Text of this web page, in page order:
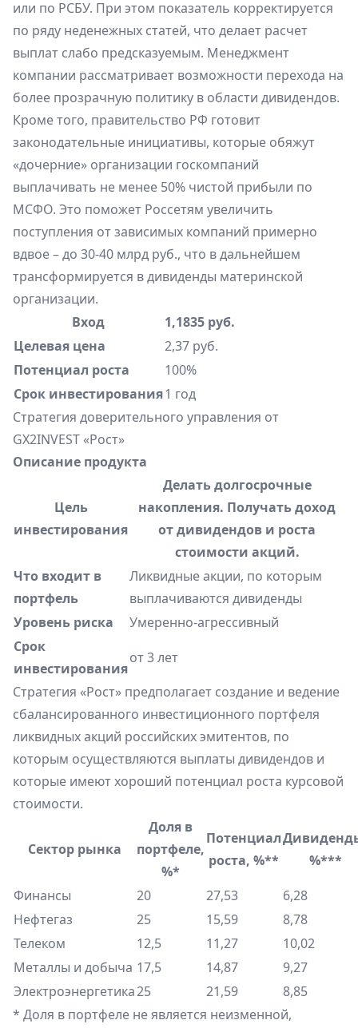
или по РСБУ. При этом показатель корректируется
по ряду неденежных статей, что делает расчет
выплат слабо предсказуемым. Менеджмент
компании рассматривает возможности перехода на
более прозрачную политику в области дивидендов.
Кроме того, правительство РФ готовит
законодательные инициативы, которые обяжут
«дочерние» организации госкомпаний
выплачивать не менее 50% чистой прибыли по
МСФО. Это поможет Россетям увеличить
поступления от зависимых компаний примерно
вдвое – до 30-40 млрд руб., что в дальнейшем
трансформируется в дивиденды материнской
организации.
Вход
1,1835 руб.
Целевая цена
2,37 руб.
Потенциал роста
100%
Срок инвестирования1 год
Стратегия доверительного управления от
GX2INVEST «Рост»
Описание продукта
Цель
инвестирования
Делать долгосрочные
накопления. Получать доход
от дивидендов и роста
стоимости акций.
Что входит в
портфель
Ликвидные акции, по которым
выплачиваются дивиденды
Уровень риска
Умеренно-агрессивный
Срок
инвестирования
от 3 лет
Стратегия «Рост» предполагает создание и ведение
сбалансированного инвестиционного портфеля
ликвидных акций российских эмитентов, по
которым осуществляются выплаты дивидендов и
которые имеют хороший потенциал роста курсовой
стоимости.
Сектор рынка
Доля в
портфеле,
%*
Потенциал
роста, %**
%***
Финансы
20 27,53
6,28
Нефтегаз
25 15,59
8,78
Телеком
12,5 11,27
10,02
Металлы и добыча 17,5 14,87
9,27
Электроэнергетика25 21,59
8,85
* Доля в портфеле не является неизменной,